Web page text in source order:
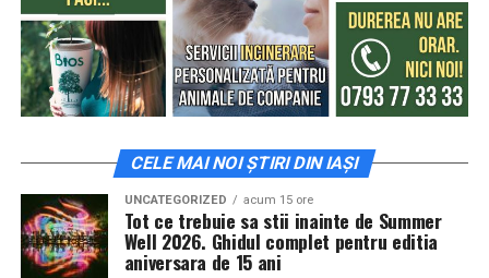
CELE MAI NOI ȘTIRI DIN IAȘI
UNCATEGORIZED acum 15 ore
Tot ce trebuie sa stii inainte de Summer
Well 2026. Ghidul complet pentru editia
aniversara de 15 ani